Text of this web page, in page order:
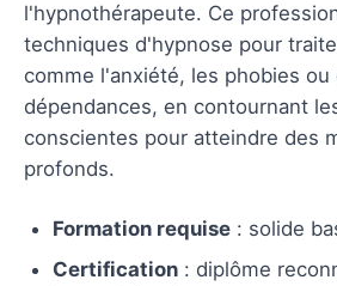
l'hypnothérapeute. Ce
techniques d'hypnose pour
comme l'anxiété, les phobies ou
dépendances, en contournant
conscientes pour atteindre des
profonds.
Formation requise : solide
Certification : diplôme